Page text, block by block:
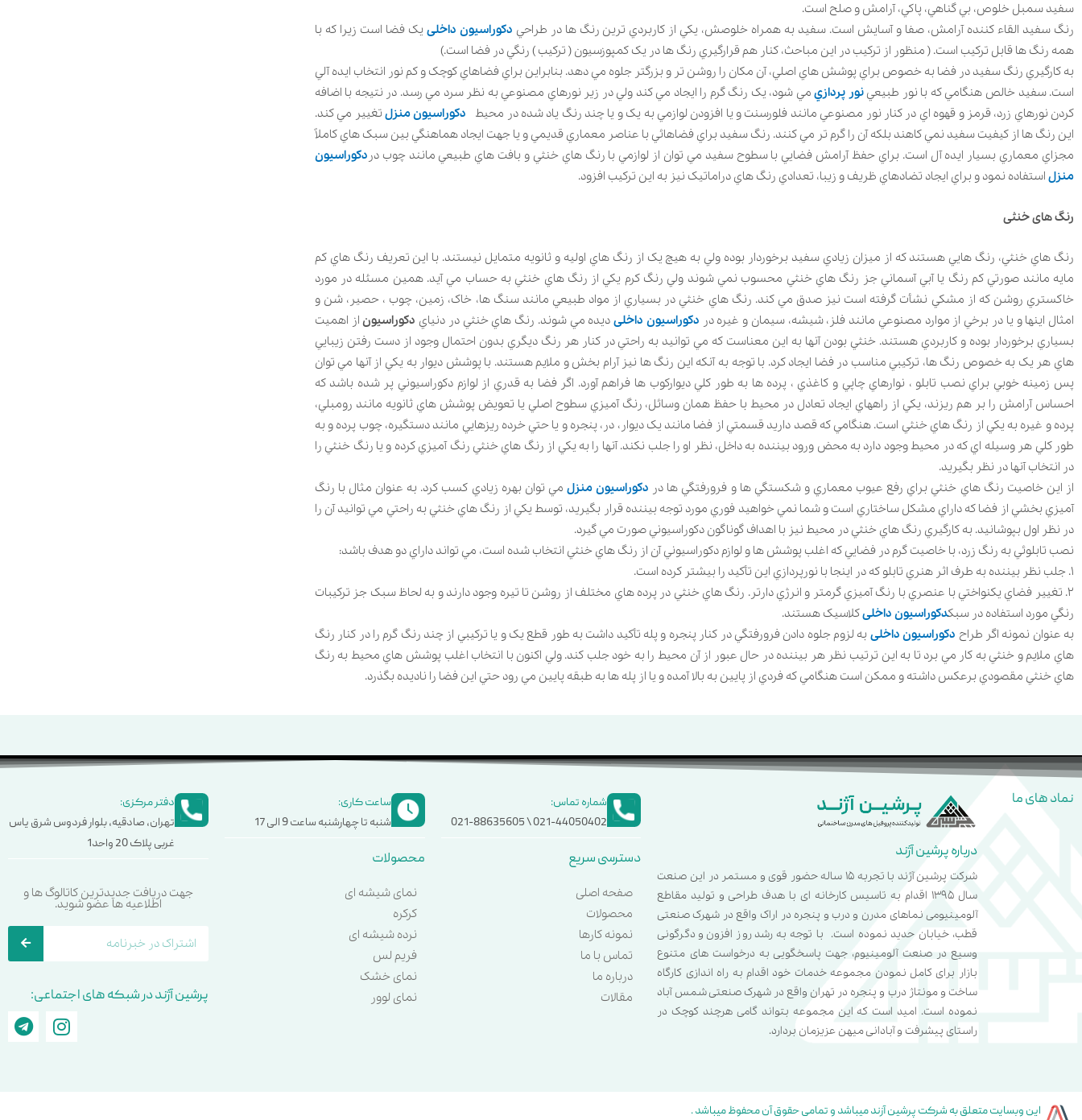
سفيد سمبل خلوص، بي گناهي، پاکي، آرامش و صلح است.
رنگ سفيد القاء کننده آرامش، صفا و آسايش است. سفيد به همراه خلوصش، يکي از کاربردي ترين رنگ ها در طراحي دکوراسيون داخلی يک فضا است زيرا که با
همه رنگ ها قابل ترکيب است. ( منظور از ترکيب در اين مباحث، کنار هم قرارگيري رنگ ها در يک کمپوزسيون ( ترکيب ) رنگي در فضا است.)
به کارگيري رنگ سفيد در فضا به خصوص براي پوشش هاي اصلي، آن مکان را روشن تر و بزرگتر جلوه مي دهد. بنابراين براي فضاهاي کوچک و کم نور انتخاب ايده آلي
است. سفيد خالص هنگامي که با نور طبيعينور پردازيمي شود، يک رنگ گرم را ايجاد مي کند ولي در زير نورهاي مصنوعي به نظر سرد مي رسد. در نتيجه با اضافه
کردن نورهاي زرد، قرمز و قهوه اي در کنار نور مصنوعي مانند فلورسنت و يا افزودن لوازمي به يک و يا چند رنگ ياد شده در محيط دکوراسیون منزلتغيير مي کند.
اين رنگ ها از کيفيت سفيد نمي کاهند بلکه آن را گرم تر مي کنند. رنگ سفيد براي فضاهائي با عناصر معماري قديمي و يا جهت ايجاد هماهنگي بين سبک هاي کاملاً
مجزاي معماري بسيار ايده آل است. براي حفظ آرامش فضايي با سطوح سفيد مي توان از لوازمي با رنگ هاي خنثي و بافت هاي طبيعي مانند چوب در دکوراسیون
منزل استفاده نمود و براي ايجاد تضادهاي ظريف و زيبا، تعدادي رنگ هاي دراماتيک نيز به اين ترکيب افزود.
رنگ های خنثی
رنگ هاي خنثي، رنگ هايي هستند که از ميزان زيادي سفيد برخوردار بوده ولي به هيچ يک از رنگ هاي اوليه و ثانويه متمايل نيستند. با اين تعريف رنگ هاي کم
مايه مانند صورتي کم رنگ يا آبي آسماني جز رنگ هاي خنثي محسوب نمي شوند ولي رنگ کرم يکي از رنگ هاي خنثي به حساب مي آيد. همين مسئله در مورد
خاکستري روشن که از مشکي نشأت گرفته است نيز صدق مي کند. رنگ هاي خنثي در بسياري از مواد طبيعي مانند سنگ ها، خاک، زمين، چوب ، حصير، شن و
امثال اينها و يا در برخي از موارد مصنوعي مانند فلز، شيشه، سيمان و غيره در دکوراسیون داخلیديده مي شوند. رنگ هاي خنثي در دنياي دکوراسيوناز اهميت
بسياري برخوردار بوده و کاربردي هستند. خنثي بودن آنها به اين معناست که مي توانيد به راحتي در کنار هر رنگ ديگري بدون احتمال وجود از دست رفتن زيبايي
هاي هر يک به خصوص رنگ ها، ترکيبي مناسب در فضا ايجاد کرد. با توجه به آنکه اين رنگ ها نيز آرام بخش و ملايم هستند. با پوشش ديوار به يکي از آنها مي توان
پس زمينه خوبي براي نصب تابلو ، نوارهاي چاپي و کاغذي ، پرده ها به طور کلي ديوارکوب ها فراهم آورد. اگر فضا به قدري از لوازم دکوراسيوني پر شده باشد که
احساس آرامش را بر هم ريزند، يکي از راههاي ايجاد تعادل در محيط با حفظ همان وسائل، رنگ آميزي سطوح اصلي يا تعويض پوشش هاي ثانويه مانند رومبلي،
پرده و غيره به يکي از رنگ هاي خنثي است. هنگامي که قصد داريد قسمتي از فضا مانند يک ديوار، در، پنجره و يا حتي خرده ريزهايي مانند دستگيره، چوب پرده و به
طور کلي هر وسيله اي که در محيط وجود دارد به محض ورود بيننده به داخل، نظر او را جلب نکند. آنها را به يکي از رنگ هاي خنثي رنگ آميزي کرده و يا رنگ خنثي را
در انتخاب آنها در نظر بگيريد.
از اين خاصيت رنگ هاي خنثي براي رفع عيوب معماري و شکستگي ها و فرورفتگي ها در دکوراسیون منزلمي توان بهره زيادي کسب کرد. به عنوان مثال با رنگ
آميزي بخشي از فضا که داراي مشکل ساختاري است و شما نمي خواهيد فوري مورد توجه بيننده قرار بگيريد، توسط يکي از رنگ هاي خنثي به راحتي مي توانيد آن را
در نظر اول بپوشانيد. به کارگيري رنگ هاي خنثي در محيط نيز با اهداف گوناگون دکوراسيوني صورت مي گيرد.
نصب تابلوئي به رنگ زرد، با خاصيت گرم در فضايي که اغلب پوشش ها و لوازم دکوراسيوني آن از رنگ هاي خنثي انتخاب شده است، مي تواند داراي دو هدف باشد:
1. جلب نظر بيننده به طرف اثر هنري تابلو که در اينجا با نورپردازي اين تأکيد را بيشتر کرده است.
2. تغيير فضاي يکنواختي با عنصري با رنگ آميزي گرمتر و انرژي دارتر. رنگ هاي خنثي در پرده هاي مختلف از روشن تا تيره وجود دارند و به لحاظ سبک جز ترکيبات
رنگي مورد استفاده در سبکدکوراسیون داخلیکلاسيک هستند.
به عنوان نمونه اگر طراح دکوراسیون داخلی به لزوم جلوه دادن فرورفتگي در کنار پنجره و پله تأکيد داشت به طور قطع يک و يا ترکيبي از چند رنگ گرم را در کنار رنگ
هاي ملايم و خنثي به کار مي برد تا به اين ترتيب نظر هر بيننده در حال عبور از آن محيط را به خود جلب کند. ولي اکنون با انتخاب اغلب پوشش هاي محيط به رنگ
هاي خنثي مقصودي برعکس داشته و ممکن است هنگامي که فردي از پايين به بالا آمده و يا از پله ها به طبقه پايين مي رود حتي اين فضا را ناديده بگذرد.
نماد های ما
درباره پرشین آژند
شرکت پرشین آژند با تجربه 15 ساله حضور قوی و مستمر در این صنعت
سال 1395 اقدام به تاسیس کارخانه ای با هدف طراحی و تولید مقاطع
آلومینیومی نماهای مدرن و درب و پنجره در اراک واقع در شهرک صنعتی
قطب، خیابان حدید نموده است. با توجه به رشد روز افزون و دگرگونی
وسیع در صنعت آلومینیوم، جهت پاسخگویی به درخواست های متنوع
بازار برای کامل نمودن مجموعه خدمات خود اقدام به راه اندازی کارگاه
ساخت و مونتاژ درب و پنجره در تهران واقع در شهرک صنعتی شمس آباد
نموده است. امید است که این مجموعه بتواند گامی هرچند کوچک در
راستای پیشرفت و آبادانی میهن عزیزمان بردارد.
شماره تماس:
021-44050402 \ 021-88635605
دسترسی سریع
صفحه اصلی
محصولات
نمونه کارها
تماس با ما
درباره ما
مقالات
ساعت کاری:
شنبه تا چهارشنبه ساعت 9 الی 17
محصولات
نمای شیشه ای
کرکره
نرده شیشه ای
فریم لس
نمای خشک
نمای لوور
دفتر مرکزی:
تهران، صادقیه، بلوار فردوس شرق یاس
غربی پلاک 20 واحد1
جهت دریافت جدیدترین کاتالوگ ها و
اطلاعیه ها عضو شوید.
پرشین آژند در شبکه های اجتماعی:
اين وبسايت متعلق به شرکت پرشین آزند ميباشد و تمامی حقوق آن محفوظ ميباشد .